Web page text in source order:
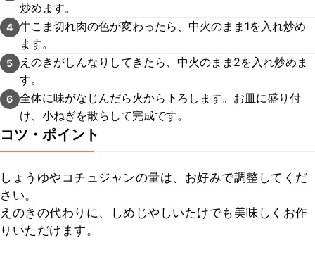
炒めます。
4 牛こま切れ肉の色が変わったら、中火のまま1を入れ炒め
ます。
5
えのきがしんなりしてきたら、中火のまま2を入れ炒めま
す。
6 全体に味がなじんだら火から下ろします。お皿に盛り付
け、小ねぎを散らして完成です。
コツ・ポイント
しょうゆやコチュジャンの量は、お好みで調整してくだ
さい。
えのきの代わりに、しめじやしいたけでも美味しくお作
りいただけます。